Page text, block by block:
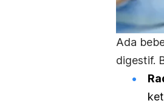
Ada
digestif.